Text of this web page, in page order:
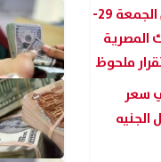
سعر الدولار اليوم الجمعة 29-
المصرية
ملحوظ
سعر
الجنيه